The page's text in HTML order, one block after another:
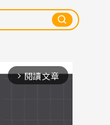
arrow_forward_ios 閱讀文章